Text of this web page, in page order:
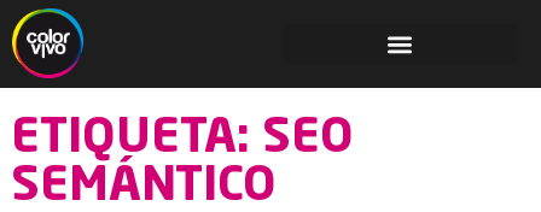
ETIQUETA: SEO
SEMÁNTICO